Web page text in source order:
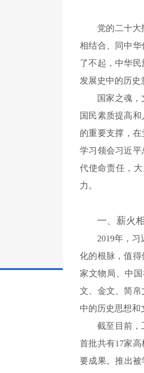
党的二十
相结合、同中
了不起，中华
发展史中的历史
国家之魂
国民素质提高
的重要支撑，
学习领会习近
代使命责任，
力。
一、薪火
2019年，
化的根脉，值
家文物局、中
文、金文、简
中的历史思想和
截至目前，
首批共有17家
要成果。推出